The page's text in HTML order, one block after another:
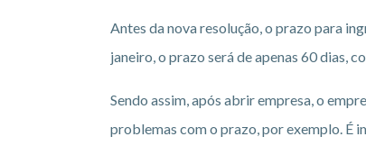
Antes da nova resolução, o prazo para
janeiro, o prazo será de apenas 60 dias,
Sendo assim, após abrir empresa, o
problemas com o prazo, por exemplo. É